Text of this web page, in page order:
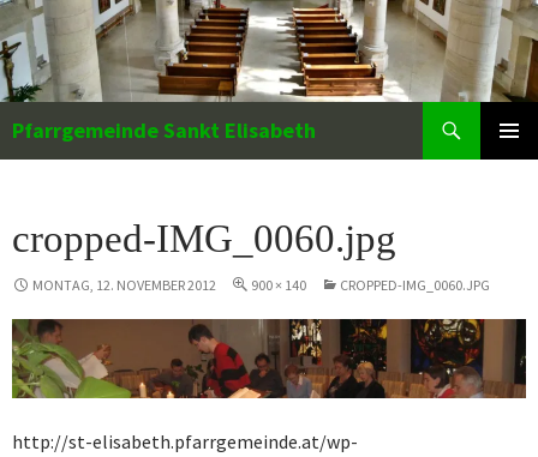
Zum
Inhalt
springen
Pfarrgemeinde Sankt Elisabeth
cropped-IMG_0060.jpg
MONTAG, 12. NOVEMBER 2012 900 × 140 CROPPED-IMG_0060.JPG
http://st-elisabeth.pfarrgemeinde.at/wp-